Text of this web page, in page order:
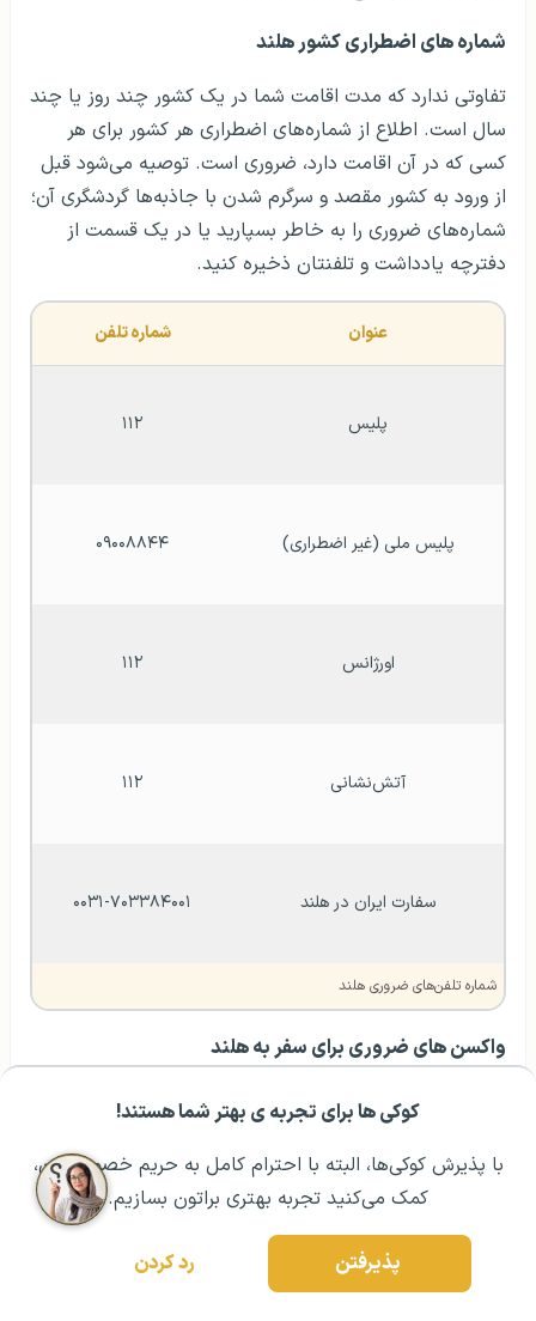
کوکی ها برای تجربه ی بهتر شما هستند!
با پذیرش کوکی‌ها، البته با احترام کامل به حریم خصوصیتون،
کمک می‌کنید تجربه بهتری براتون بسازیم.
پذیرفتن رد کردن
مشــاوره اولیه رایگان: ۰۲۱ ۴۳۰۰۰ ۰۲۱ رزرو مشاوره تخصصی
شماره های اضطراری کشور هلند
تفاوتی ندارد که مدت اقامت شما در یک کشور چند روز یا چند
سال است. اطلاع از شماره‌های اضطراری هر کشور برای هر
کسی که در آن اقامت دارد، ضروری است. توصیه می‌شود قبل
از ورود به کشور مقصد و سرگرم شدن با جاذبه‌ها گردشگری آن؛
شماره‌های ضروری را به خاطر بسپارید یا در یک قسمت از
دفترچه یادداشت و تلفنتان ذخیره کنید.
عنوان شماره تلفن
پلیس ۱۱۲
پلیس ملی (غیر اضطراری) ۰۹۰۰۸۸۴۴
اورژانس ۱۱۲
آتش‌نشانی ۱۱۲
سفارت ایران در هلند ۰۰۳۱-۷۰۳۳۸۴۰۰۱
شماره تلفن‌های ضروری هلند
واکسن‌ های ضروری برای سفر به هلند
تا پیش از آوریل سال ۲۰۲۲، از گردشگرانی که از کشورهای غیر
واکسیناسیون به صورت مدرک معتبر کتبی یا الکترونیکی
درخواست می‌شد؛ اما در حال حاضر برای سفر به این کشور
تنها گواهی واکسن COV-19 مورد نیاز است. با این وجود به
دلیل مواجهه احتمالی با عفونت‌ها و تصادفات در حین سفر؛